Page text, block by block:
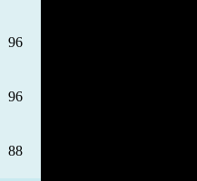
96
96
88